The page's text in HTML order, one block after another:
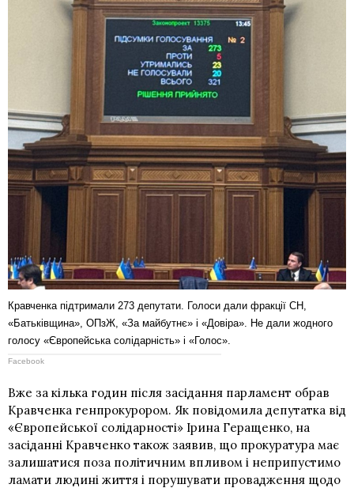
Кравченка підтримали 273 депутати. Голоси дали фракції СН,
«Батьківщина», ОПзЖ, «За майбутнє» і «Довіра». Не дали жодного
голосу «Європейська солідарність» і «Голос».
Facebook
Вже за кілька годин після засідання парламент обрав
Кравченка генпрокурором. Як повідомила депутатка від
«Європейської солідарності» Ірина Геращенко, на
засіданні Кравченко також заявив, що прокуратура має
залишатися поза політичним впливом і неприпустимо
ламати людині життя і порушувати провадження щодо